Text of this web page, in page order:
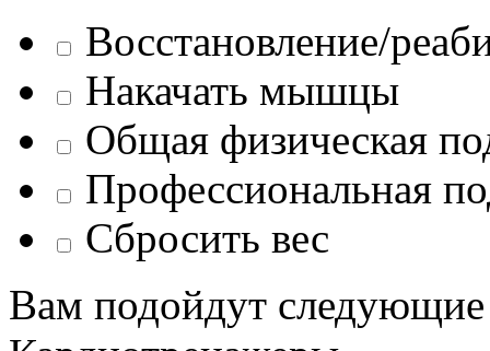
Восстановление/
Накачать мышцы
Общая физическая
Профессиональная
Сбросить вес
Вам подойдут